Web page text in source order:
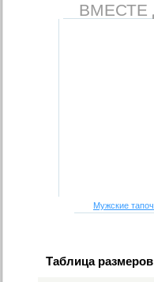
ВМЕСТЕ
Мужские
Таблица размеров